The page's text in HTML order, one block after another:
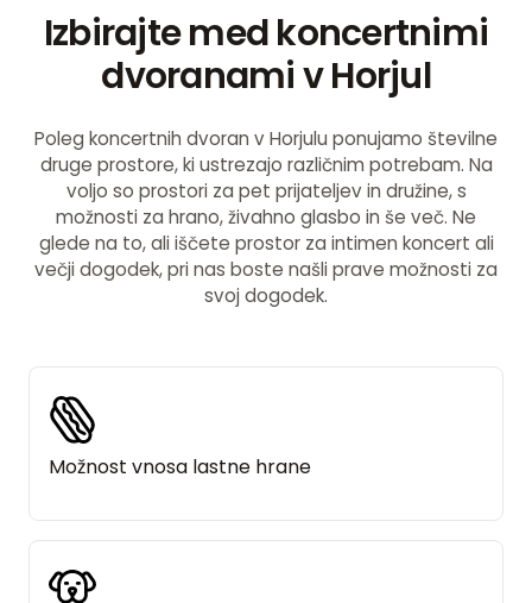
Izbirajte med koncertnimi
dvoranami v Horjul
Poleg koncertnih dvoran v Horjulu ponujamo številne
druge prostore, ki ustrezajo različnim potrebam. Na
voljo so prostori za pet prijateljev in družine, s
možnosti za hrano, živahno glasbo in še več. Ne
glede na to, ali iščete prostor za intimen koncert ali
večji dogodek, pri nas boste našli prave možnosti za
svoj dogodek.
Možnost vnosa lastne hrane